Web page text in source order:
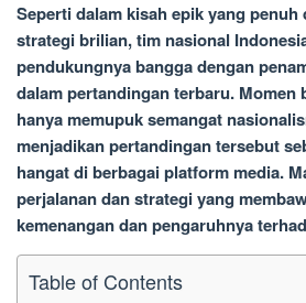
Seperti dalam kisah epik yang penuh
strategi brilian, tim nasional
pendukungnya bangga dengan
dalam pertandingan terbaru. Momen
hanya memupuk semangat
menjadikan pertandingan tersebut
hangat di berbagai platform media.
perjalanan dan strategi yang
kemenangan dan pengaruhnya
Table of Contents